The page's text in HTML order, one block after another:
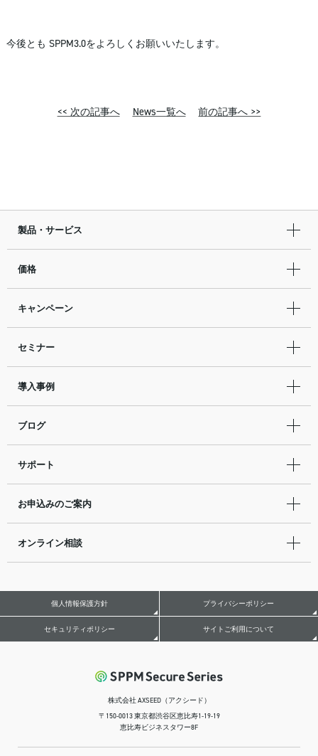
今後とも SPPM3.0をよろしくお願いいたします。
<< 次の記事へ News一覧へ 前の記事へ >>
製品・サービス
価格
キャンペーン
セミナー
導入事例
ブログ
サポート
お申込みのご案内
オンライン相談
個人情報保護方針 プライバシーポリシー
セキュリティポリシー サイトご利用について
株式会社 AXSEED（アクシード）
〒150-0013 東京都渋谷区恵比寿1-19-19
恵比寿ビジネスタワー8F